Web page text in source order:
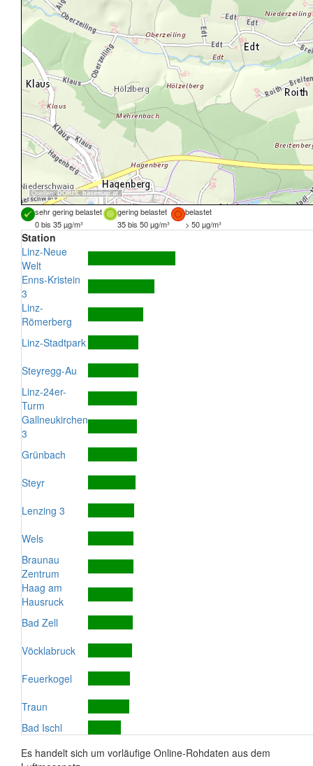
Quellen: DORIS,basemap.at
sehr gering belastet gering belastet
belastet
0 bis 35 µg/m³
35 bis 50 µg/m³ > 50 µg/m³
Station
Linz-Neue
Welt
Enns-Kristein
3
Linz-
Römerberg
Linz-Stadtpark
Steyregg-Au
Linz-24er-
Turm
Gallneukirchen
3
Grünbach
Steyr
Lenzing 3
Wels
Braunau
Zentrum
Haag am
Hausruck
Bad Zell
Vöcklabruck
Feuerkogel
Traun
Bad Ischl
Es handelt sich um vorläufige Online-Rohdaten aus dem